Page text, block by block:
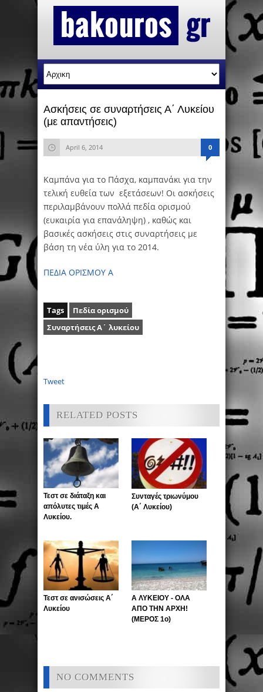
Ασκήσεις σε συναρτήσεις Α΄ Λυκείου
(με απαντήσεις)
April 6, 2014 0
Καμπάνα για το Πάσχα, καμπανάκι για την
τελική ευθεία των εξετάσεων! Οι ασκήσεις
περιλαμβάνουν πολλά πεδία ορισμού
(ευκαιρία για επανάληψη) , καθώς και
βασικές ασκήσεις στις συναρτήσεις με
βάση τη νέα ύλη για το 2014.
ΠΕΔΙΑ ΟΡΙΣΜΟΥ Α
Tags
Πεδία ορισμού
Συναρτήσεις Α΄ λυκείου
Tweet
RELATED POSTS
Τεστ σε διάταξη και
απόλυτες τιμές Α
Λυκείου.
Συνταγές τριωνύμου
(Α΄ Λυκείου)
Τεστ σε ανισώσεις Α΄
Λυκείου
Α ΛΥΚΕΙΟΥ - ΟΛΑ
ΑΠΟ ΤΗΝ ΑΡΧΗ!
(ΜΕΡΟΣ 1ο)
NO COMMENTS